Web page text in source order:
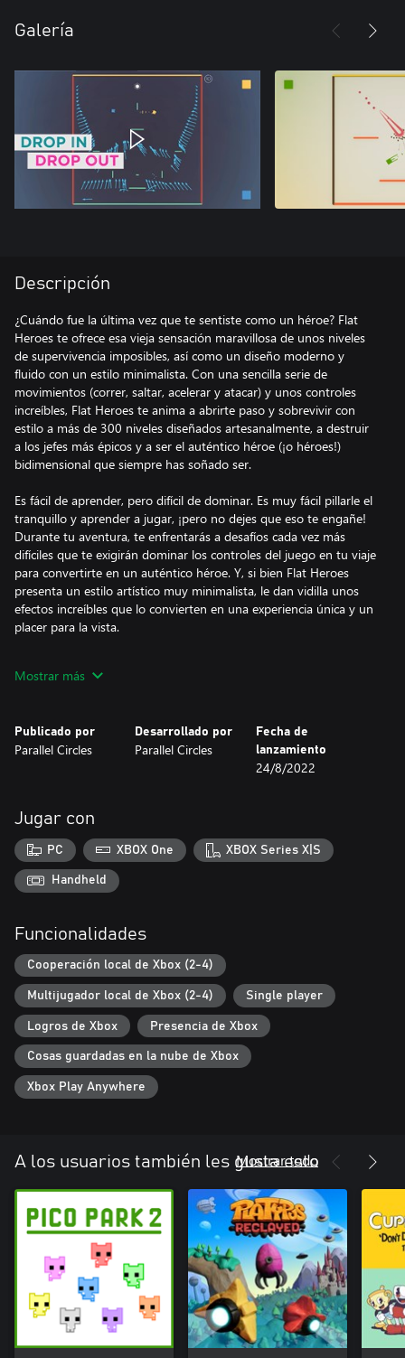
Galería
Descripción
¿Cuándo fue la última vez que te sentiste como un héroe? Flat
Heroes te ofrece esa vieja sensación maravillosa de unos niveles
de supervivencia imposibles, así como un diseño moderno y
fluido con un estilo minimalista. Con una sencilla serie de
movimientos (correr, saltar, acelerar y atacar) y unos controles
increíbles, Flat Heroes te anima a abrirte paso y sobrevivir con
estilo a más de 300 niveles diseñados artesanalmente, a destruir
a los jefes más épicos y a ser el auténtico héroe (¡o héroes!)
bidimensional que siempre has soñado ser.
Es fácil de aprender, pero difícil de dominar. Es muy fácil pillarle el
tranquillo y aprender a jugar, ¡pero no dejes que eso te engañe!
Durante tu aventura, te enfrentarás a desafíos cada vez más
difíciles que te exigirán dominar los controles del juego en tu viaje
para convertirte en un auténtico héroe. Y, si bien Flat Heroes
presenta un estilo artístico muy minimalista, le dan vidilla unos
efectos increíbles que lo convierten en una experiencia única y un
placer para la vista.
tiempo en los modos de desafíos? ¿Es demasiado intenso para
¡Invita a unos amigos, pide unas pizzas y superad los desafíos
juntos!
Mostrar más
Publicado por
Parallel Circles
Desarrollado por
Parallel Circles
Fecha de
lanzamiento
24/8/2022
Jugar con
PC XBOX One XBOX Series X|S
Handheld
Funcionalidades
Cooperación local de Xbox (2-4)
Multijugador local de Xbox (2-4) Single player
Logros de Xbox Presencia de Xbox
Cosas guardadas en la nube de Xbox
Xbox Play Anywhere
A los usuarios también les gusta esto
Mostrar todo